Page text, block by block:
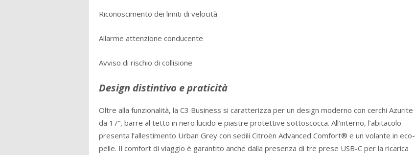
Riconoscimento dei limiti di velocità
Allarme attenzione conducente
Avviso di rischio di collisione
Design distintivo e praticità
Oltre alla funzionalità, la C3 Business si caratterizza per un design moderno con cerchi Azurite
da 17”, barre al tetto in nero lucido e piastre protettive sottoscocca. All’interno, l’abitacolo
presenta l’allestimento Urban Grey con sedili Citroën Advanced Comfort® e un volante in eco-
pelle. Il comfort di viaggio è garantito anche dalla presenza di tre prese USB-C per la ricarica